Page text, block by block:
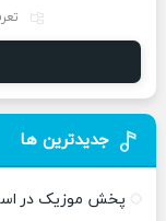
جدیدترین ها
پخش موزیک در